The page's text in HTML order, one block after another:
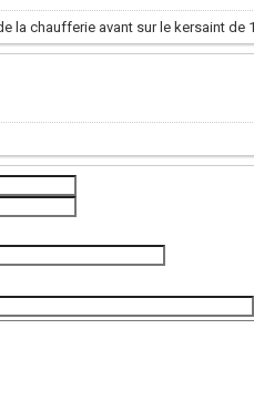
la chaufferie avant sur le kersaint de